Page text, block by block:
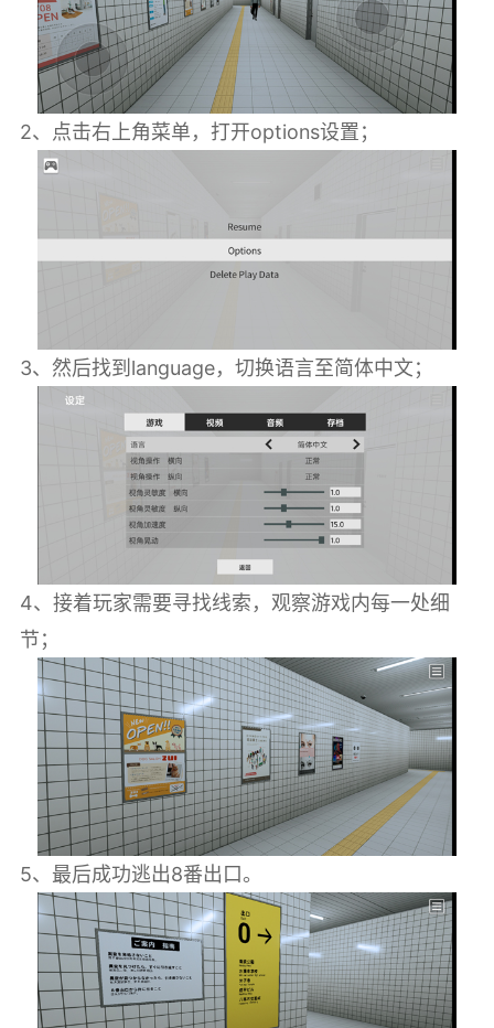
2、点击右上角菜单，打开options设置；
3、然后找到language，切换语言至简体中文；
4、接着玩家需要寻找线索，观察游戏内每一处细
节；
5、最后成功逃出8番出口。